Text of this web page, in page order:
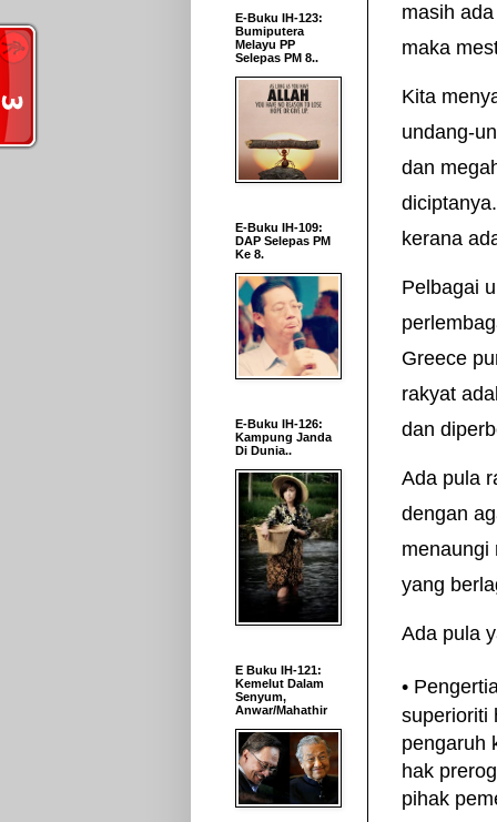
masih
maka
Kita
undang-
dan
kerana
Pelbagai
Greece
rakyat
dan
Ada pula
dengan
menaungi
yang
Ada pula
•
superioriti
pengaruh
hak
pihak
E-Buku IH-123:
Bumiputera
Melayu PP
Selepas PM 8..
E-Buku IH-109:
DAP Selepas PM
Ke 8.
E-Buku IH-126:
Kampung Janda
Di Dunia..
E Buku IH-121:
Kemelut Dalam
Senyum,
Anwar/Mahathir